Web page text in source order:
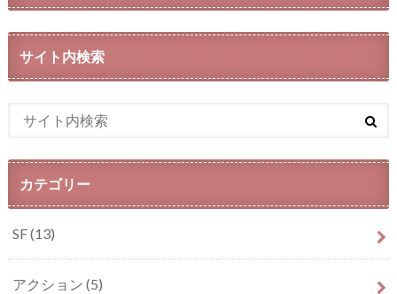
サイト内検索
カテゴリー
SF(13)
アクション (5)